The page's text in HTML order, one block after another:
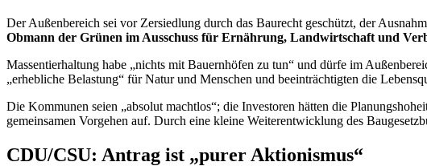
Der Außenbereich sei vor Zersiedlung durch das Baurecht geschützt, der
Obmann der Grünen im Ausschuss für Ernährung, Landwirtschaft und
Massentierhaltung habe „nichts mit Bauernhöfen zu tun“ und dürfe im
„erhebliche Belastung“ für Natur und Menschen und beeinträchtigten die
Die Kommunen seien „absolut machtlos“; die Investoren hätten die
gemeinsamen Vorgehen auf. Durch eine kleine Weiterentwicklung des
CDU/CSU: Antrag ist „purer Aktionismus“